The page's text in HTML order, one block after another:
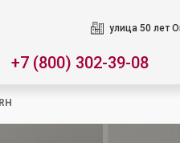
улица 50 лет
+7 (800) 302-39-08